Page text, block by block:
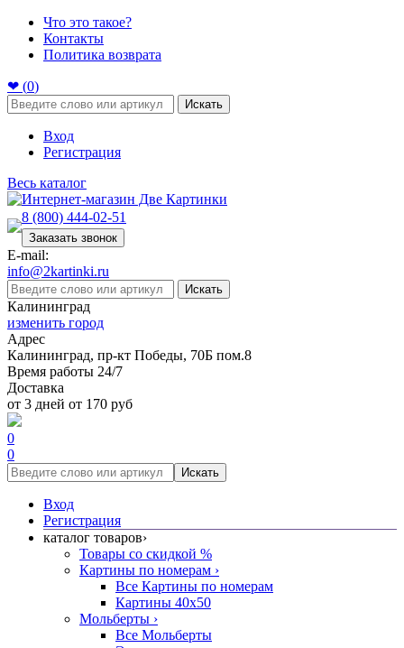
Что это такое?
Контакты
Политика возврата
❤ (0)
Искать
Вход
Регистрация
Весь каталог
8 (800) 444-02-51
Заказать звонок
E-mail:
info@2kartinki.ru
Искать
Калининград
изменить город
Адрес
Калининград, пр-кт Победы, 70Б пом.8
Время работы 24/7
Доставка
от 3 дней от 170 руб
0
0
Искать
Вход
Регистрация
каталог товаров›
Товары со скидкой %
Картины по номерам ›
Все Картины по номерам
Картины 40x50
Мольберты ›
Все Мольберты